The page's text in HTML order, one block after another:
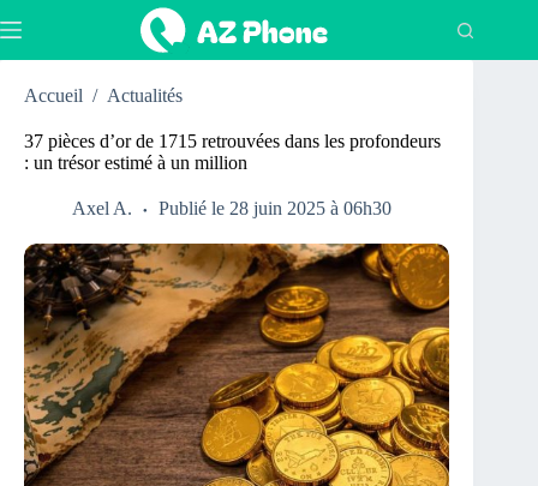
au
Accueil / Actualités
37 pièces d’or de 1715 retrouvées dans les profondeurs
: un trésor estimé à un million
Axel A. Publié le 28 juin 2025 à 06h30